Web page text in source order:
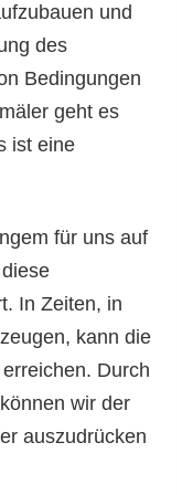
und
des
Bedingungen
geht es
ist eine
für uns auf
In Zeiten, in
kann die
Durch
wir der
auszudrücken